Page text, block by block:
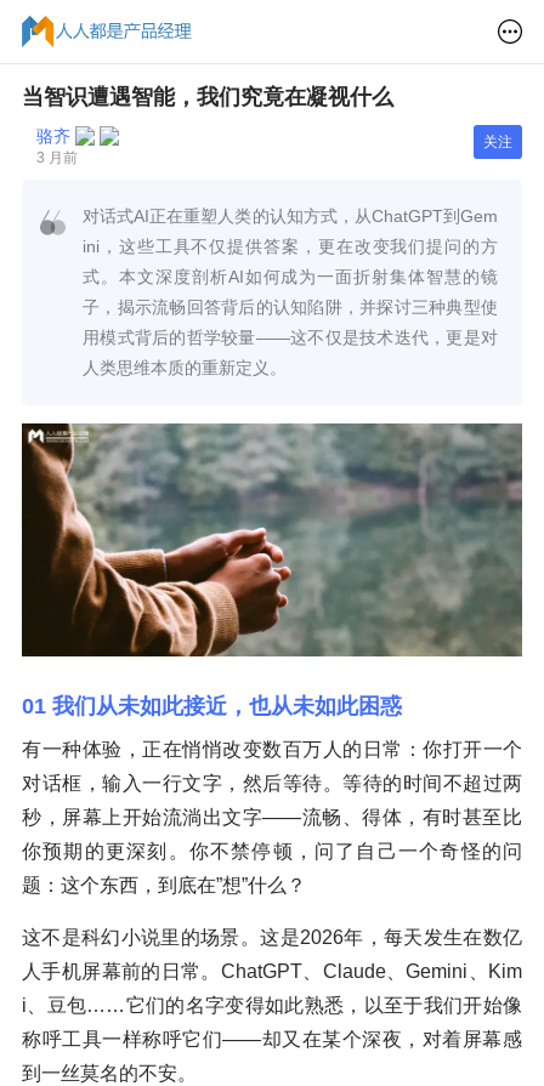
当智识遭遇智能，我们究竟在凝视什么
骆齐
3 月前
关注
对话式AI正在重塑人类的认知方式，从ChatGPT到Gem
ini，这些工具不仅提供答案，更在改变我们提问的方
式。本文深度剖析AI如何成为一面折射集体智慧的镜
子，揭示流畅回答背后的认知陷阱，并探讨三种典型使
用模式背后的哲学较量——这不仅是技术迭代，更是对
人类思维本质的重新定义。
01 我们从未如此接近，也从未如此困惑
有一种体验，正在悄悄改变数百万人的日常：你打开一个
对话框，输入一行文字，然后等待。等待的时间不超过两
秒，屏幕上开始流淌出文字——流畅、得体，有时甚至比
你预期的更深刻。你不禁停顿，问了自己一个奇怪的问
题：这个东西，到底在”想”什么？
这不是科幻小说里的场景。这是2026年，每天发生在数亿
人手机屏幕前的日常。ChatGPT、Claude、Gemini、Kim
i、豆包……它们的名字变得如此熟悉，以至于我们开始像
称呼工具一样称呼它们——却又在某个深夜，对着屏幕感
到一丝莫名的不安。